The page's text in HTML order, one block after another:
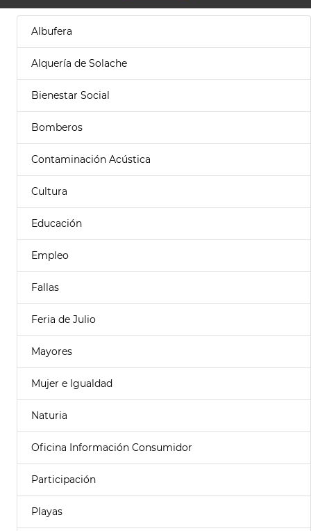
Albufera
Alquería de Solache
Bienestar Social
Bomberos
Contaminación Acústica
Cultura
Educación
Empleo
Fallas
Feria de Julio
Mayores
Mujer e Igualdad
Naturia
Oficina Información Consumidor
Participación
Playas